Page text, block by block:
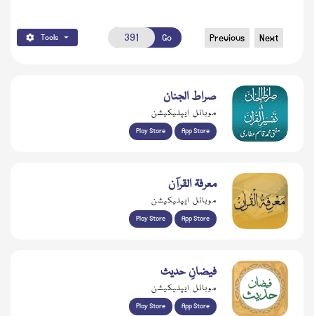
Tools Go Previous Next
صراط الجنان
موبائل ایپلیکیشن
Play Store App Store
معرفۃ القرآن
موبائل ایپلیکیشن
Play Store App Store
فیضانِ حدیث
موبائل ایپلیکیشن
Play Store App Store